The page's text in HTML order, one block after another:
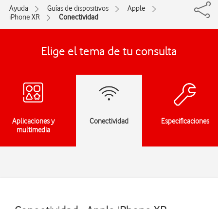
Ayuda Guías de dispositivos
Apple
iPhone XR
Conectividad
Elige el tema de tu consulta
Aplicaciones y
multimedia
Conectividad Especificaciones